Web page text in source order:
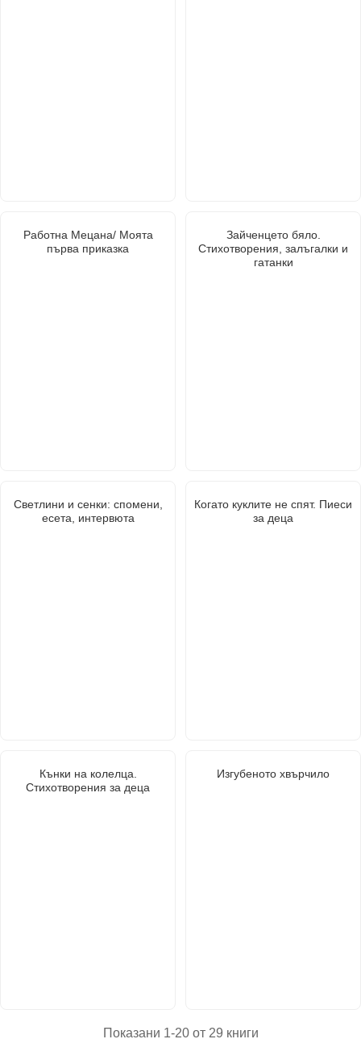
Работна Мецана/ Моята
първа приказка
Зайченцето бяло.
Стихотворения, залъгалки и
гатанки
Светлини и сенки: спомени,
есета, интервюта
Когато куклите не спят. Пиеси
за деца
Кънки на колелца.
Стихотворения за деца
Изгубеното хвърчило
Показани 1-20 от 29 книги